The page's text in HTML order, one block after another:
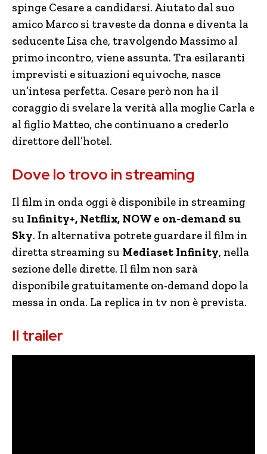
spinge Cesare a candidarsi. Aiutato dal suo
amico Marco si traveste da donna e diventa la
seducente Lisa che, travolgendo Massimo al
primo incontro, viene assunta. Tra esilaranti
imprevisti e situazioni equivoche, nasce
un’intesa perfetta. Cesare però non ha il
coraggio di svelare la verità alla moglie Carla e
al figlio Matteo, che continuano a crederlo
direttore dell’hotel.
Dove lo trovo in streaming
Il film in onda oggi è disponibile in streaming
su Infinity+, Netflix, NOW e on-demand su
Sky. In alternativa potrete guardare il film in
diretta streaming su Mediaset Infinity, nella
sezione delle dirette. Il film non sarà
disponibile gratuitamente on-demand dopo la
messa in onda. La replica in tv non è prevista.
Il trailer